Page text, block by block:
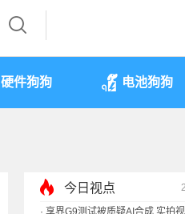
硬件狗狗 电池狗狗
今日视点
·享界G9测试被质疑AI合成 实拍